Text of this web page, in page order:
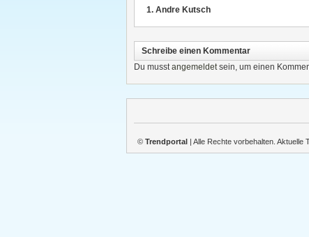
Andre Kutsch
Schreibe einen Kommentar
Du musstangemeldetsein, um einen
© Trendportal | Alle Rechte vorbehalten. Aktuelle